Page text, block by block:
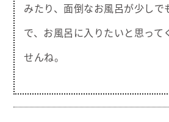
みたり、面倒なお風呂が少しで
で、お風呂に入りたいと思って
せんね。